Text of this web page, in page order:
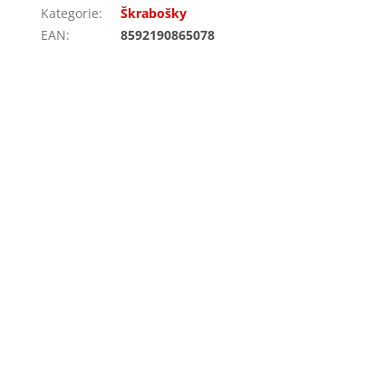
Kategorie:
Škrabošky
EAN: 8592190865078